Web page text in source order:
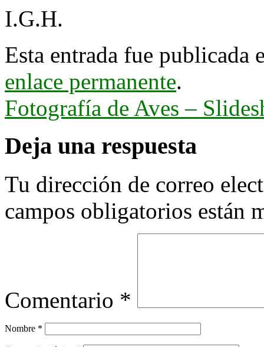
I.G.H.
Esta entrada fue publicada
enlace permanente.
Fotografía de Aves –
Deja una respuesta
Tu dirección de correo
campos obligatorios están
Comentario *
Nombre *